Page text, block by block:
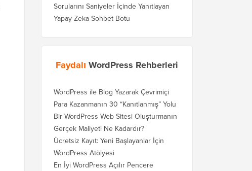
Sorularını Saniyeler İçinde Yanıtlayan
Yapay Zeka Sohbet Botu
Faydalı WordPress Rehberleri
WordPress ile Blog Yazarak Çevrimiçi
Para Kazanmanın 30 “Kanıtlanmış” Yolu
Bir WordPress Web Sitesi Oluşturmanın
Gerçek Maliyeti Ne Kadardır?
Ücretsiz Kayıt: Yeni Başlayanlar İçin
WordPress Atölyesi
En İyi WordPress Açılır Pencere